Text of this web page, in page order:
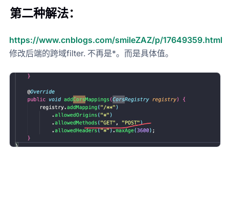
第二种解法：
https://www.cnblogs.com/smileZAZ/p/17649359.html
修改后端的跨域filter. 不再是*。而是具体值。